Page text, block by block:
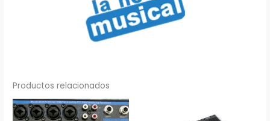
Productos relacionados